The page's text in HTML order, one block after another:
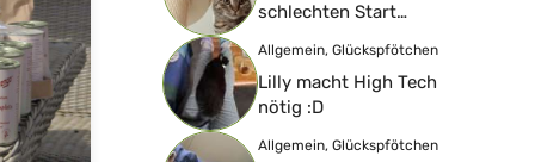
schlechten Start…
Allgemein, Glückspfötchen
Lilly macht High Tech
nötig :D
Allgemein, Glückspfötchen